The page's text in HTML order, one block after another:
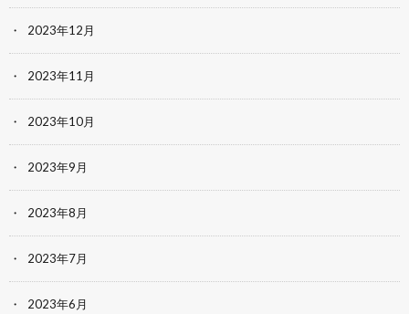
2023年12月
2023年11月
2023年10月
2023年9月
2023年8月
2023年7月
2023年6月